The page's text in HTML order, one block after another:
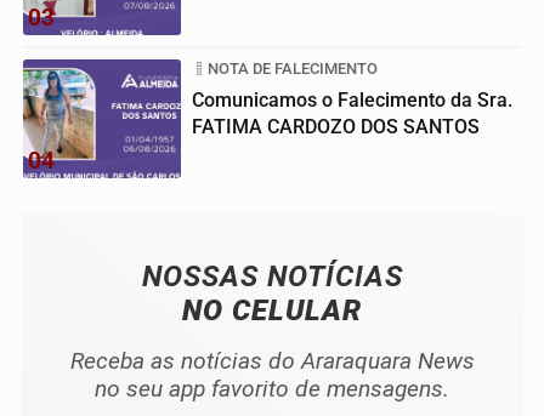
03
04
NOTA DE FALECIMENTO
Comunicamos o Falecimento da Sra.
FATIMA CARDOZO DOS SANTOS
NOSSAS NOTÍCIAS
NO CELULAR
Receba as notícias do Araraquara News
no seu app favorito de mensagens.